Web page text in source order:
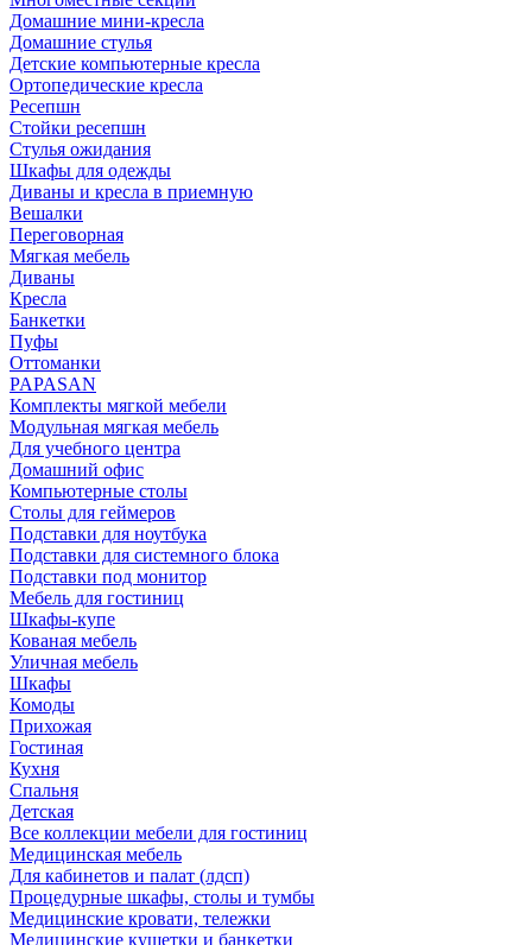
Домашние мини-кресла
Домашние стулья
Детские компьютерные кресла
Ортопедические кресла
Ресепшн
Стойки ресепшн
Стулья ожидания
Шкафы для одежды
Диваны и кресла в приемную
Вешалки
Переговорная
Мягкая мебель
Диваны
Кресла
Банкетки
Пуфы
Оттоманки
PAPASAN
Комплекты мягкой мебели
Модульная мягкая мебель
Для учебного центра
Домашний офис
Компьютерные столы
Столы для геймеров
Подставки для ноутбука
Подставки для системного блока
Подставки под монитор
Мебель для гостиниц
Шкафы-купе
Кованая мебель
Уличная мебель
Шкафы
Комоды
Прихожая
Гостиная
Кухня
Спальня
Детская
Все коллекции мебели для гостиниц
Медицинская мебель
Для кабинетов и палат (лдсп)
Процедурные шкафы, столы и тумбы
Медицинские кровати, тележки
Медицинские кушетки и банкетки